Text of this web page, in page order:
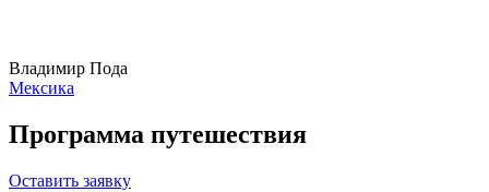
Владимир Пода
Мексика
Программа путешествия
Оставить заявку